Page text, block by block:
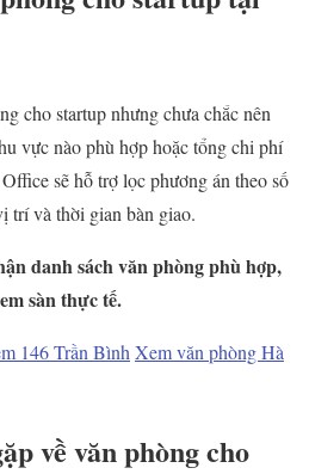
cho startup nhưng chưa chắc nên
vực nào phù hợp hoặc tổng chi phí
sẽ hỗ trợ lọc phương án theo số
trí và thời gian bàn giao.
danh sách văn phòng phù hợp,
sàn thực tế.
146 Trần Bình Xem văn phòng Hà
về văn phòng cho